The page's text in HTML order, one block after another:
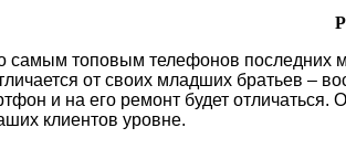
самым топовым телефонов последних
от своих младших братьев –
и на его ремонт будет
клиентов уровне.